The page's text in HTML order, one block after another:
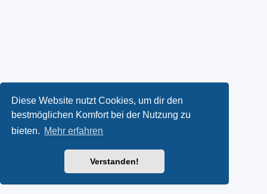
Diese Website nutzt Cookies, um dir den
bestmöglichen Komfort bei der Nutzung zu
bieten. Mehr erfahren
Verstanden!